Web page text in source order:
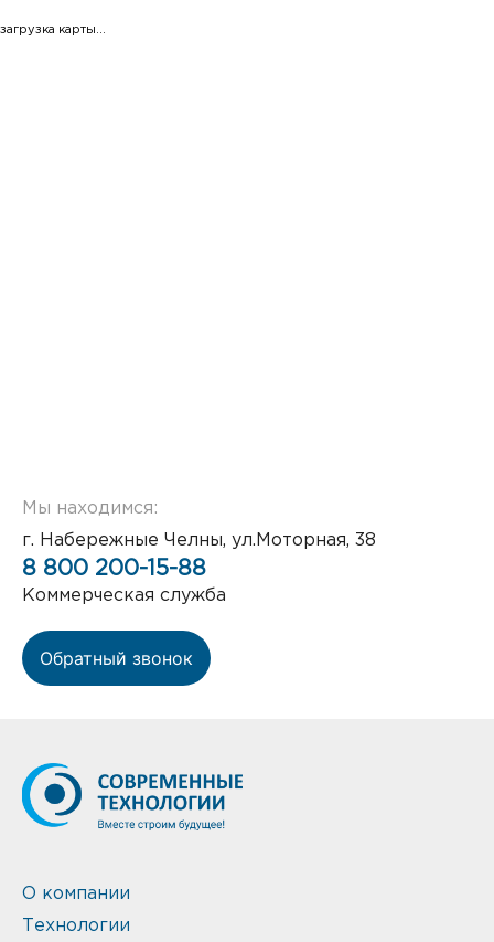
загрузка карты...
Мы находимся:
г. Набережные Челны, ул.Моторная, 38
8 800 200-15-88
Коммерческая служба
Обратный звонок
О компании
Технологии